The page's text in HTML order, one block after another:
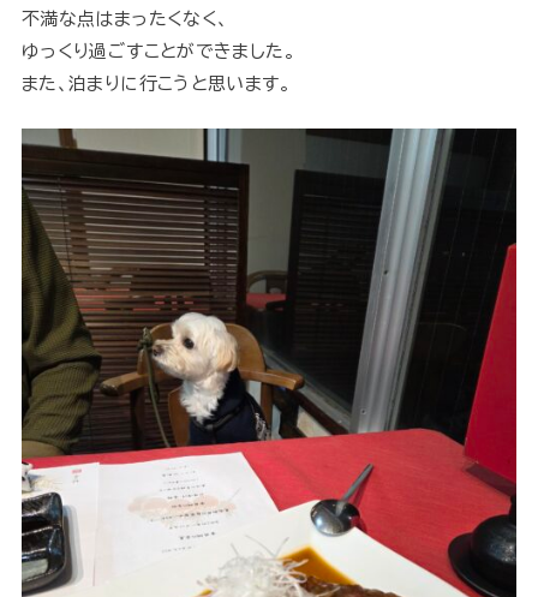
不満な点はまったくなく、
ゆっくり過ごすことができました。
また、泊まりに行こうと思います。